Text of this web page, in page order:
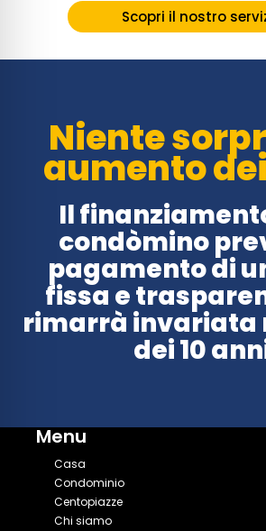
Scopri il nostro
Niente
aumento
Il
condòmino
pagamento di
fissa e
rimarrà invariata
dei 10
Menu
Casa
Condominio
Centopiazze
Chi siamo